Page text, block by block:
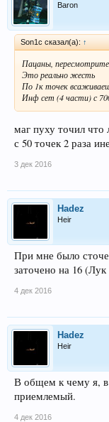
Baron
Son1c сказал(а): ↑
Пацаны,
Это реально жесть
По 1к точек
Инф сет (4 части) с
маг пуху точил что
с 50 точек 2 раза
3 дек 2016
Hadez
Heir
При мне было
заточено на 16 (Лук
4 дек 2016
Hadez
Heir
В общем к чему я, в
приемлемый.
4 дек 2016